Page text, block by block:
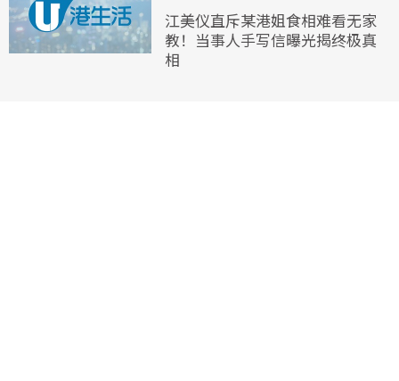
江美仪直斥某港姐食相难看无家
教！当事人手写信曝光揭终极真
相